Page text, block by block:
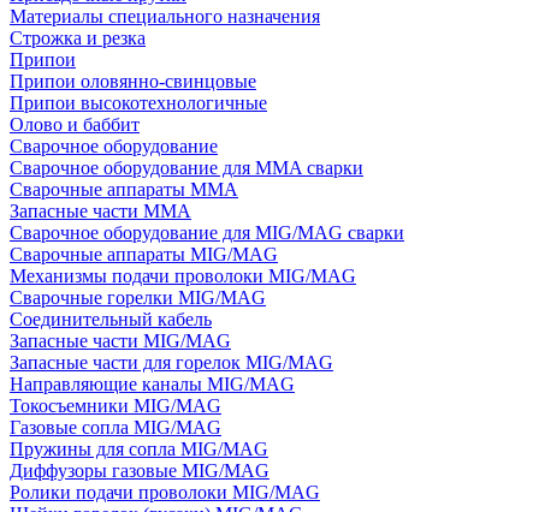
Материалы специального назначения
Строжка и резка
Припои
Припои оловянно-свинцовые
Припои высокотехнологичные
Олово и баббит
Сварочное оборудование
Сварочное оборудование для MMA сварки
Сварочные аппараты MMA
Запасные части MMA
Сварочное оборудование для MIG/MAG сварки
Сварочные аппараты MIG/MAG
Механизмы подачи проволоки MIG/MAG
Сварочные горелки MIG/MAG
Соединительный кабель
Запасные части MIG/MAG
Запасные части для горелок MIG/MAG
Направляющие каналы MIG/MAG
Токосъемники MIG/MAG
Газовые сопла MIG/MAG
Пружины для сопла MIG/MAG
Диффузоры газовые MIG/MAG
Ролики подачи проволоки MIG/MAG